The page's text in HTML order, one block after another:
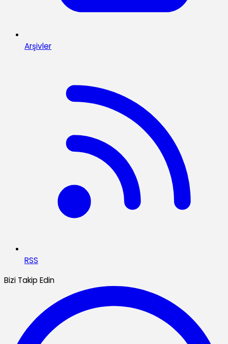
Arşivler
RSS
Bizi Takip Edin